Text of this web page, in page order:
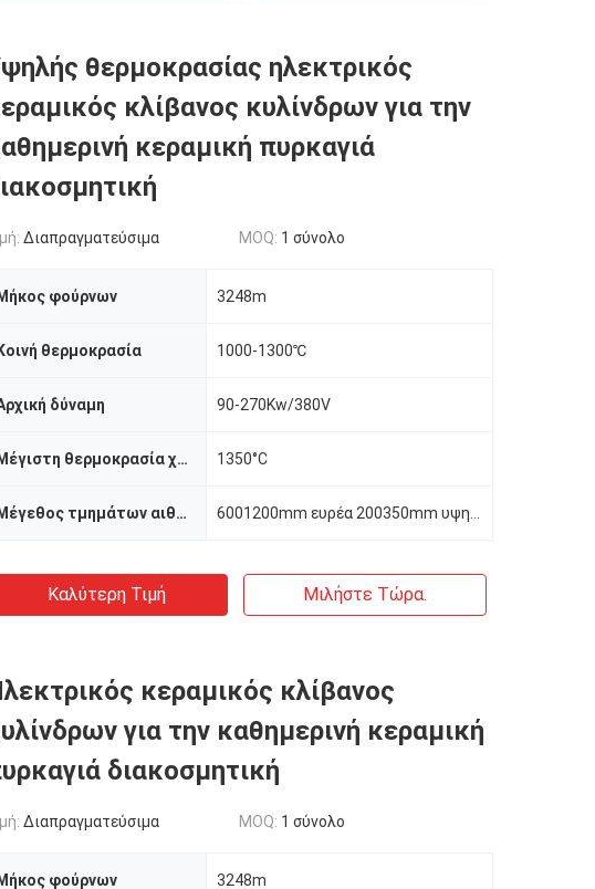
θερμοκρασίας ηλεκτρικός
κλίβανος κυλίνδρων για την
κεραμική πυρκαγιά
Διαπραγματεύσιμα MOQ: 1 σύνολο
Μήκος φούρνων 3248m
Κοινή θερμοκρασία 1000-1300℃
δύναμη 90-270Kw/380V
Μέγιστη θερμοκρασία χρήσης 1350°C
Μέγεθος τμημάτων αιθουσών
Καλύτερη Τιμή Μιλήστε Τώρα.
κεραμικός κλίβανος
για την καθημερινή κεραμική
διακοσμητική
Διαπραγματεύσιμα MOQ: 1 σύνολο
Μήκος φούρνων 3248m